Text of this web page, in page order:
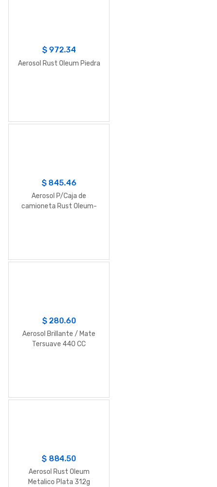
$ 972.34
Aerosol Rust Oleum Piedra
$ 845.46
Aerosol P/Caja de
camioneta Rust Oleum-
$ 280.60
Aerosol Brillante / Mate
Tersuave 440 CC
$ 884.50
Aerosol Rust Oleum
Metalico Plata 312g